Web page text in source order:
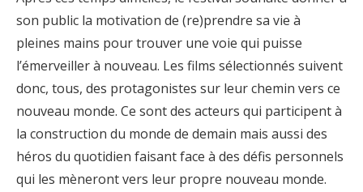
son public la motivation de (re)prendre sa vie à
pleines mains pour trouver une voie qui puisse
l’émerveiller à nouveau. Les films sélectionnés suivent
donc, tous, des protagonistes sur leur chemin vers ce
nouveau monde. Ce sont des acteurs qui participent à
la construction du monde de demain mais aussi des
héros du quotidien faisant face à des défis personnels
qui les mèneront vers leur propre nouveau monde.